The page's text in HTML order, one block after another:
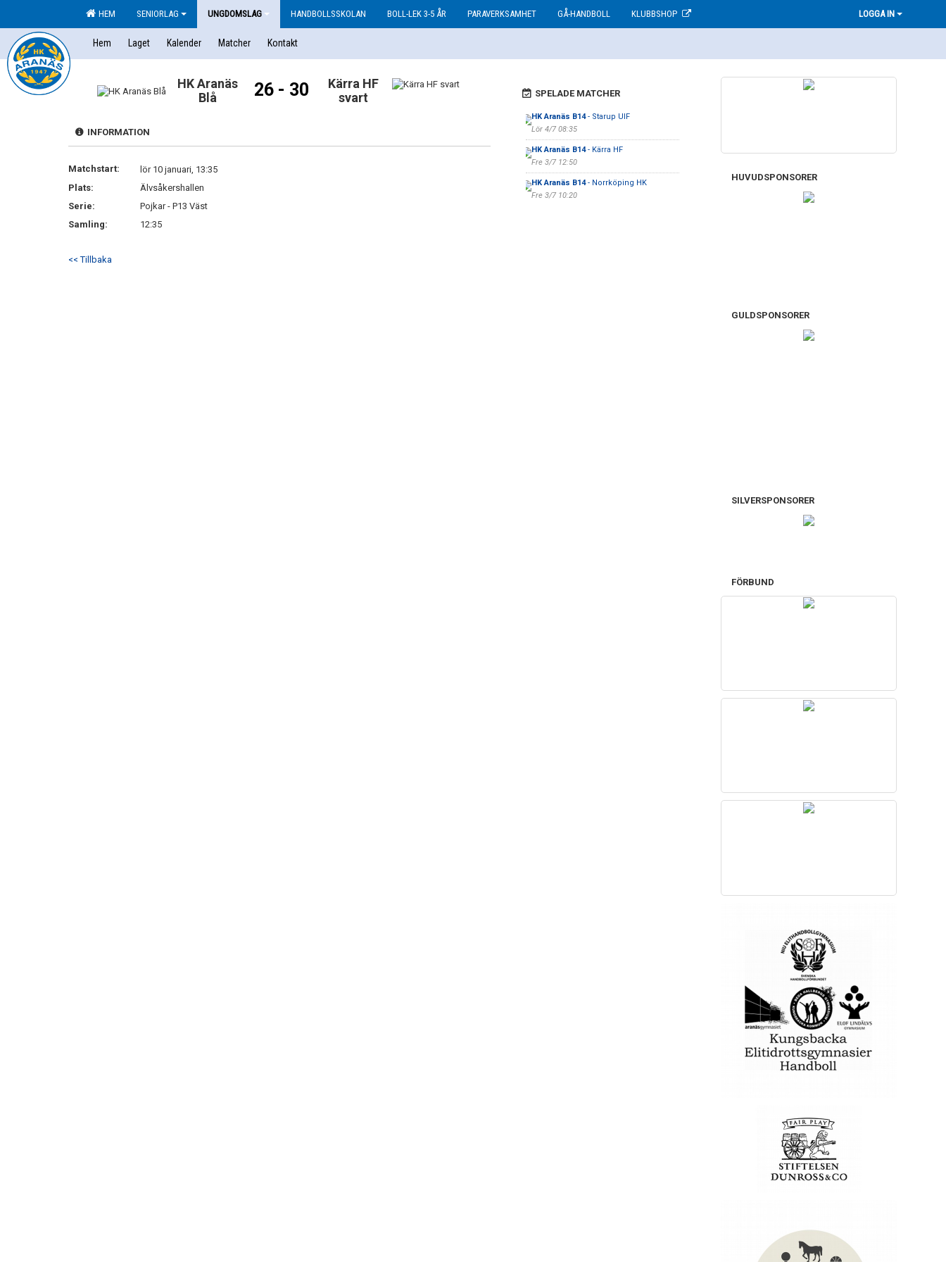
HEM SENIORLAG UNGDOMSLAG HANDBOLLSSKOLAN BOLL-LEK 3-5 ÅR PARAVERKSAMHET GÅ-HANDBOLL KLUBBSHOP LOGGA IN
Hem Laget Kalender Matcher Kontakt
HK Aranäs
Blå
26 - 30
Kärra HF
svart
INFORMATION
Matchstart:
lör 10 januari, 13:35
Plats:
Älvsåkershallen
Serie:
Pojkar - P13 Väst
Samling:
12:35
<< Tillbaka
SPELADE MATCHER
HK Aranäs B14- Starup UIF
Lör 4/7 08:35
HK Aranäs B14- Kärra HF
Fre 3/7 12:50
HK Aranäs B14- Norrköping HK
Fre 3/7 10:20
HUVUDSPONSORER
GULDSPONSORER
SILVERSPONSORER
FÖRBUND